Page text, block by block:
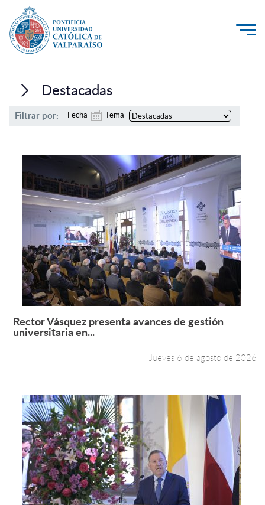
Investigación, Creación e Innovación
PUCV Internacional
Admisión
Pregrado
Formación Continua
Estudiantes
Académicos
English
Destacadas
Filtrar por: Fecha Tema
Leer más +
Rector Vásquez presenta avances de gestión
universitaria en...
Jueves 6 de agosto de 2026